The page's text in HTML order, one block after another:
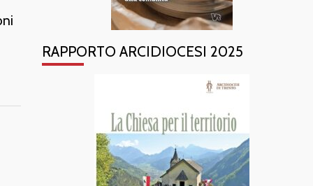
RAPPORTO ARCIDIOCESI 2025